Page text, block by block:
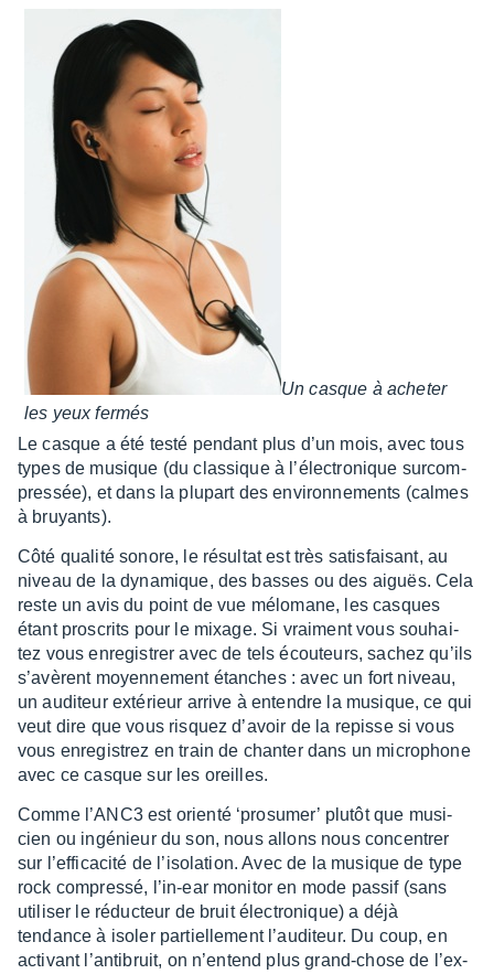
Un casque à ache­ter
les yeux fermés
Le casque a été testé pendant plus d’un mois, avec tous
types de musique (du clas­sique à l’élec­tro­nique surcom­
pres­sée), et dans la plupart des envi­ron­ne­ments (calmes
à bruyants).
Côté qualité sonore, le résul­tat est très satis­fai­sant, au
niveau de la dyna­mique, des basses ou des aiguës. Cela
reste un avis du point de vue mélo­mane, les casques
étant pros­crits pour le mixage. Si vrai­ment vous souhai­
tez vous enre­gis­trer avec de tels écou­teurs, sachez qu’ils
s’avèrent moyen­ne­ment étanches : avec un fort niveau,
un audi­teur exté­rieur arrive à entendre la musique, ce qui
veut dire que vous risquez d’avoir de la repisse si vous
vous enre­gis­trez en train de chan­ter dans un micro­phone
avec ce casque sur les oreilles.
Comme l’ANC3 est orienté ‘pro­su­mer’ plutôt que musi­
cien ou ingé­nieur du son, nous allons nous concen­trer
sur l’ef­fi­ca­cité de l’iso­la­tion. Avec de la musique de type
rock compressé, l’in-ear moni­tor en mode passif (sans
utili­ser le réduc­teur de bruit élec­tro­nique) a déjà
tendance à isoler partiel­le­ment l’au­di­teur. Du coup, en
acti­vant l’an­ti­bruit, on n’en­tend plus grand-chose de l’ex­